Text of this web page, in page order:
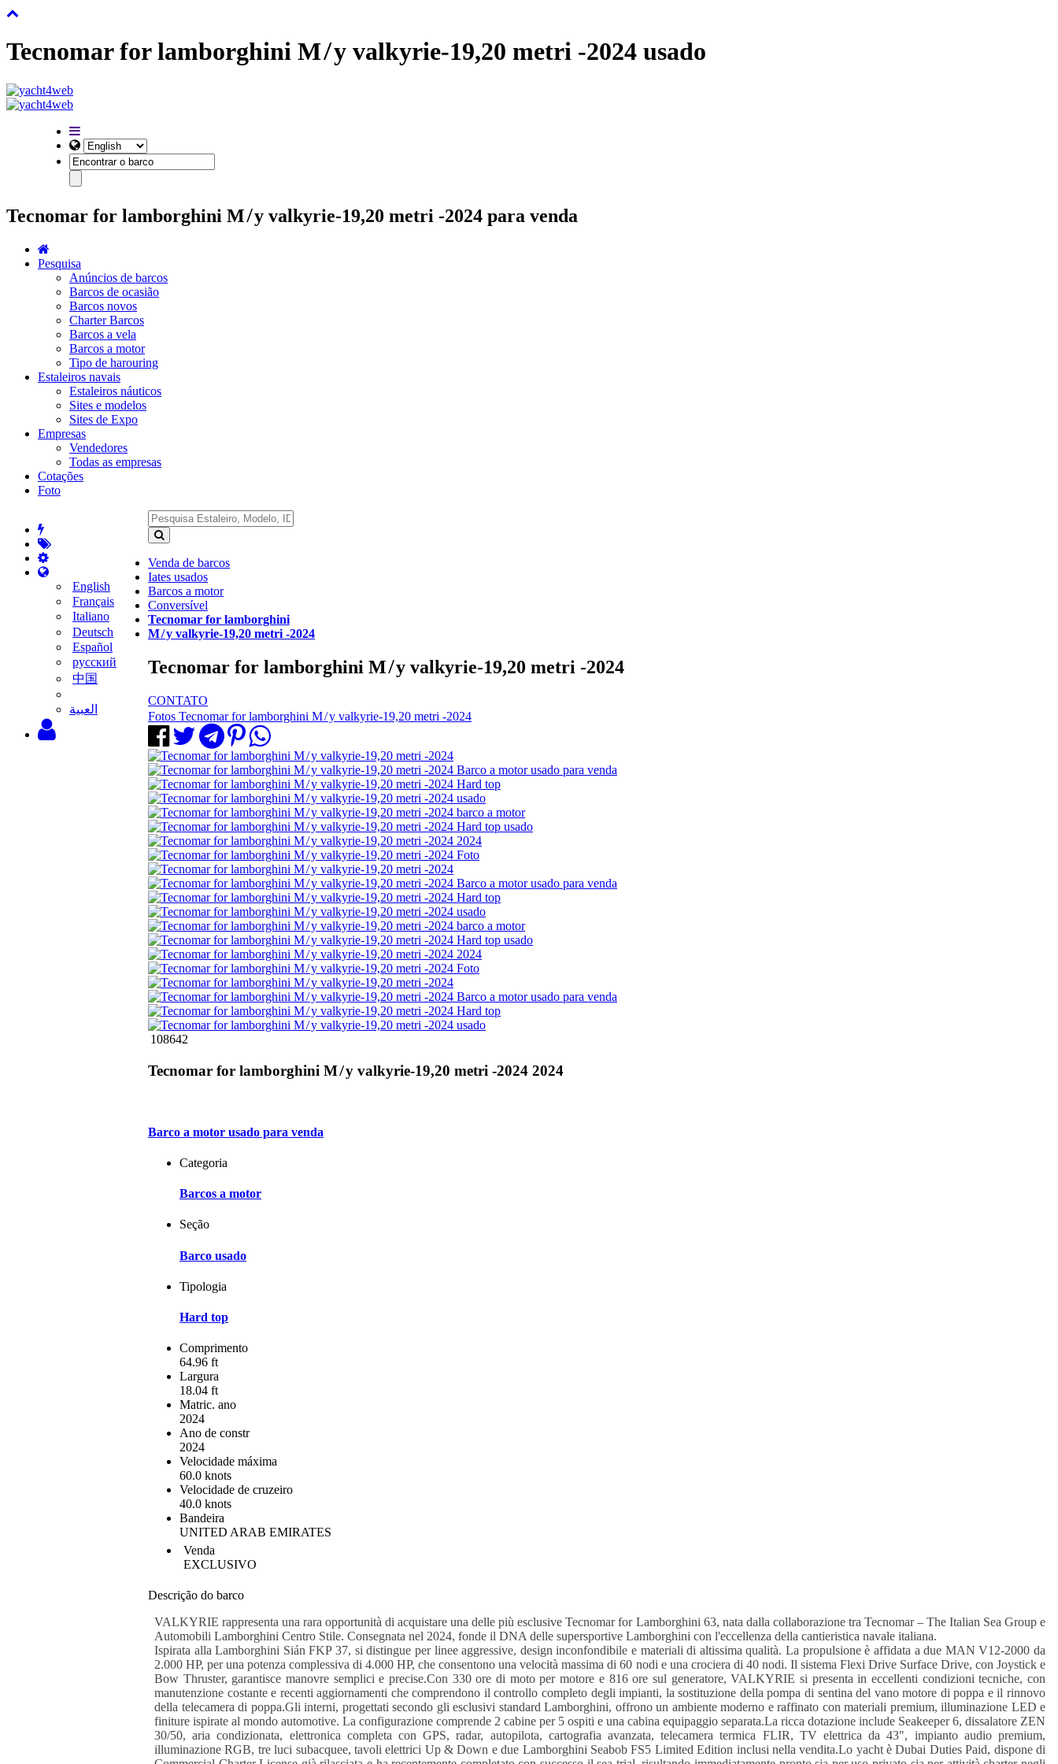
Tecnomar for lamborghini M ̸ y valkyrie-19,20 metri -2024 usado
Tecnomar for lamborghini M ̸ y valkyrie-19,20 metri -2024 para venda
Pesquisa
Anúncios de barcos
Barcos de ocasião
Barcos novos
Charter Barcos
Barcos a vela
Barcos a motor
Tipo de harouring
Estaleiros navais
Estaleiros náuticos
Sites e modelos
Sites de Expo
Empresas
Vendedores
Todas as empresas
Cotações
Foto
English
Français
Italiano
Deutsch
Español
русский
中国
‫العبية
Venda de barcos
Iates usados
Barcos a motor
Conversível
Tecnomar for lamborghini
M ̸ y valkyrie-19,20 metri -2024
Tecnomar for lamborghini M ̸ y valkyrie-19,20 metri -2024
CONTATO
Fotos Tecnomar for lamborghini M ̸ y valkyrie-19,20 metri -2024
108642
Tecnomar for lamborghini M ̸ y valkyrie-19,20 metri -2024 2024
Barco a motor usado para venda
Categoria
Barcos a motor
Seção
Barco usado
Tipologia
Hard top
Comprimento
64.96 ft
Largura
18.04 ft
Matric. ano
2024
Ano de constr
2024
Velocidade máxima
60.0 knots
Velocidade de cruzeiro
40.0 knots
Bandeira
UNITED ARAB EMIRATES
Venda
EXCLUSIVO
Descrição do barco
VALKYRIE rappresenta una rara opportunità di acquistare una delle più esclusive Tecnomar for Lamborghini 63, nata dalla collaborazione tra Tecnomar – The Italian Sea Group e
Automobili Lamborghini Centro Stile. Consegnata nel 2024, fonde il DNA delle supersportive Lamborghini con l'eccellenza della cantieristica navale italiana.
Ispirata alla Lamborghini Sián FKP 37, si distingue per linee aggressive, design inconfondibile e materiali di altissima qualità. La propulsione è affidata a due MAN V12-2000 da
2.000 HP, per una potenza complessiva di 4.000 HP, che consentono una velocità massima di 60 nodi e una crociera di 40 nodi. Il sistema Flexi Drive Surface Drive, con Joystick e
Bow Thruster, garantisce manovre semplici e precise.Con 330 ore di moto per motore e 816 ore sul generatore, VALKYRIE si presenta in eccellenti condizioni tecniche, con
manutenzione costante e recenti aggiornamenti che comprendono il controllo completo degli impianti, la sostituzione della pompa di sentina del vano motore di poppa e il rinnovo
della telecamera di poppa.Gli interni, progettati secondo gli esclusivi standard Lamborghini, offrono un ambiente moderno e raffinato con materiali premium, illuminazione LED e
finiture ispirate al mondo automotive. La configurazione comprende 2 cabine per 5 ospiti e una cabina equipaggio separata.La ricca dotazione include Seakeeper 6, dissalatore ZEN
30/50, aria condizionata, elettronica completa con GPS, radar, autopilota, cartografia avanzata, telecamera termica FLIR, TV elettrica da 43", impianto audio premium,
illuminazione RGB, tre luci subacquee, tavoli elettrici Up & Down e due Lamborghini Seabob FS5 Limited Edition inclusi nella vendita.Lo yacht è Dubai Duties Paid, dispone di